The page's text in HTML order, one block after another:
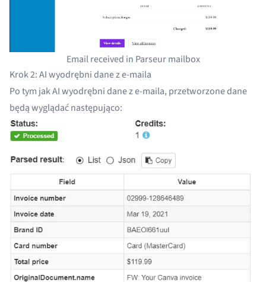
Email received in Parseur mailbox
Krok 2: AI wyodrębni dane z e-maila
Po tym jakAI wyodrębni dane z e-maila, przetworzone dane
będą wyglądać następująco: